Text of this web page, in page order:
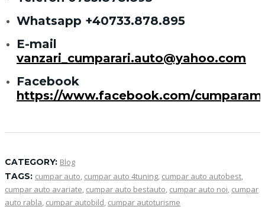
Whatsapp +40733.878.895
E-mail
vanzari_cumparari.auto@yahoo.com
Facebook
https://www.facebook.com/
CATEGORY: Blog
TAGS: cumpar auto, cumpar auto 4tuning, cumpar auto autobest,
cumpar auto avariate, cumpar auto bestauto, cumpar auto noi, cumpar
auto rabla, cumpar autobild, cumpar autoturisme